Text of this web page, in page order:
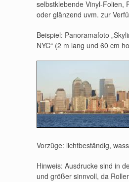
selbstklebende Vinyl-Folien,
oder glänzend uvm. zur
Beispiel: Panoramafoto
NYC“ (2 m lang und 60 cm
Vorzüge: lichtbeständig,
Hinweis: Ausdrucke sind in
und größer sinnvoll, da